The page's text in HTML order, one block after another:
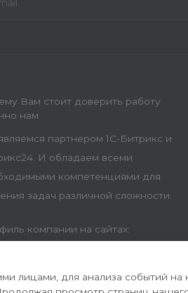
Вам стоит доверить работу
нам
партнером 1С-Битрикс и
И обладаем всеми
компетенциями для
задач различной сложности.
компании на сайтах:
лицами, для анализа событий на